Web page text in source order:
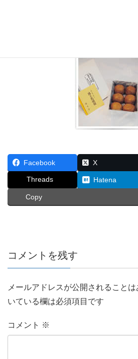
Facebook X
Threads Hatena
Copy
コメントを残す
メールアドレスが公開されることは
いている欄は必須項目です
コメント ※